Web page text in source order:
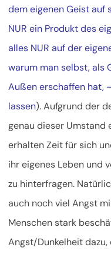
dem eigenen Geist auf
NUR ein Produkt des
alles NUR auf der
warum man selbst, als
Außen erschaffen hat,
lassen). Aufgrund der
genau dieser Umstand
erhalten Zeit für sich
ihr eigenes Leben und
zu hinterfragen.
auch noch viel Angst
Menschen stark
Angst/Dunkelheit